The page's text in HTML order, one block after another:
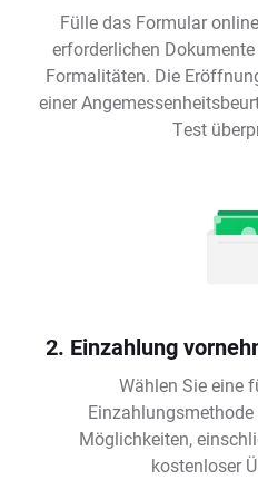
Fülle das Formular
erforderlichen
Formalitäten. Die
einer
Test
2. Einzahlung
Wählen Sie eine
Möglichkeiten,
kostenloser